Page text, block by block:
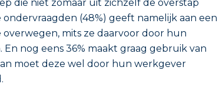
die niet zomaar uit zichzelf de overstap
(48%) geeft namelijk aan een
mits ze daarvoor door hun
nog eens 36% maakt graag gebruik van
moet deze wel door hun werkgever